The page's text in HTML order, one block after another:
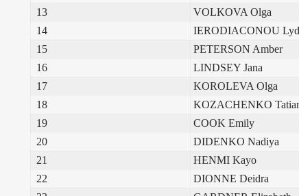
13
VOLKOVA Olga
14
IERODIACONOU
15
PETERSON Amber
16
LINDSEY Jana
17
KOROLEVA Olga
18
KOZACHENKO
19
COOK Emily
20
DIDENKO Nadiya
21
HENMI Kayo
22
DIONNE Deidra